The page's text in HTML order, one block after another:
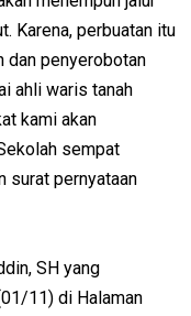
Karena, perbuatan itu
dan penyerobotan
ahli waris tanah
kami akan
sempat
surat pernyataan
SH yang
11) di Halaman